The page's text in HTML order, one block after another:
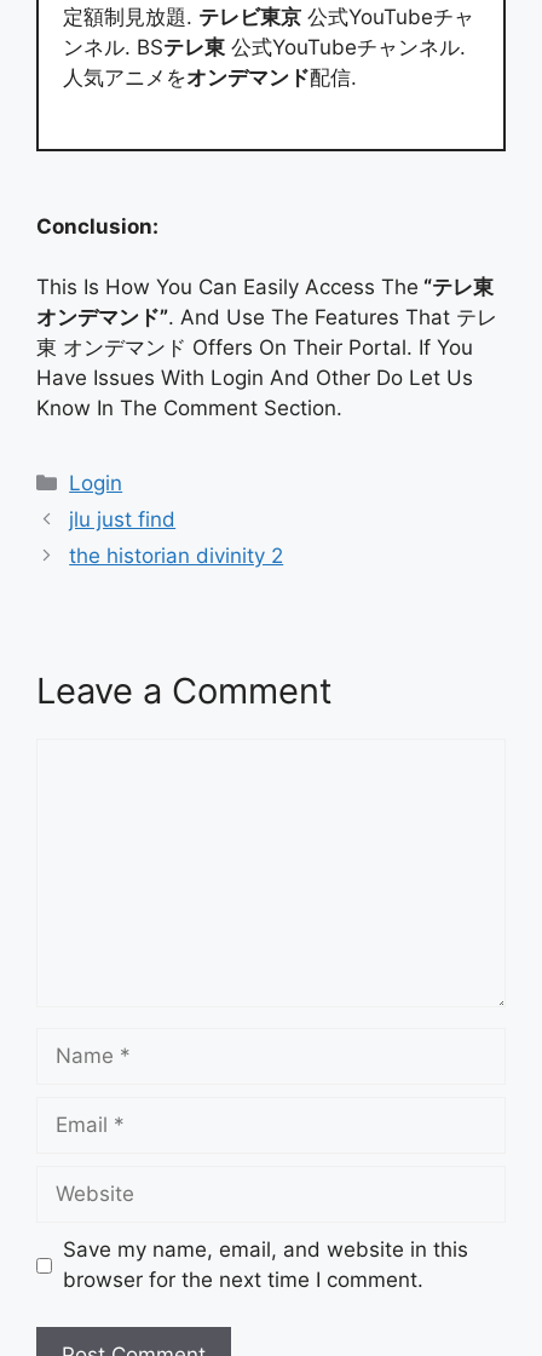
定額制見放題. テレビ東京 公式YouTubeチャ
ンネル. BSテレ東 公式YouTubeチャンネル.
人気アニメをオンデマンド配信.
Conclusion:
This Is How You Can Easily Access The “テレ東
オンデマンド”. And Use The Features That テレ
東 オンデマンド Offers On Their Portal. If You
Have Issues With Login And Other Do Let Us
Know In The Comment Section.
Categories
Login
jlu just find
the historian divinity 2
Leave a Comment
Name
Email
Website
Save my name, email, and website in this
browser for the next time I comment.